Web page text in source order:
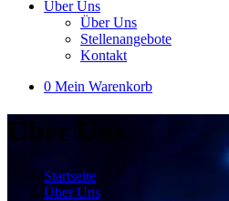
Über Uns
Über Uns
Stellenangebote
Kontakt
0 Mein Warenkorb
Über Uns
Startseite
Über Uns